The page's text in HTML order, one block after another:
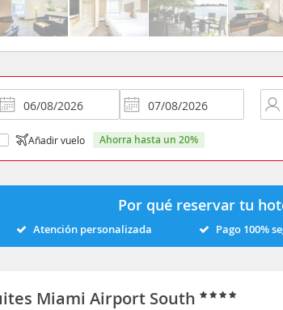
Añadir vuelo ahorra hasta un 20%
Por qué reservar tu
Atención personalizada Pago 100%
Miami Airport South